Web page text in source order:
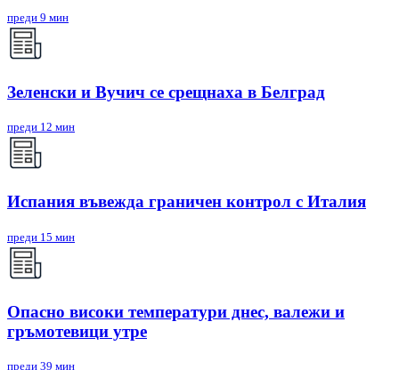
преди 9 мин
Зеленски и Вучич се срещнаха в Белград
преди 12 мин
Испания въвежда граничен контрол с Италия
преди 15 мин
Опасно високи температури днес, валежи и
гръмотевици утре
преди 39 мин